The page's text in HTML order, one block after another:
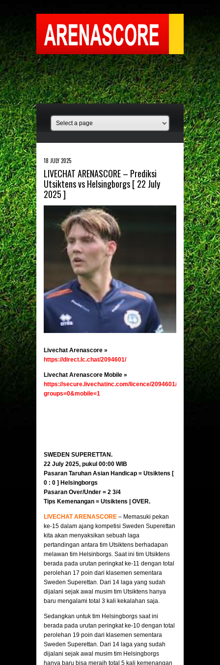
18 JULY 2025
LIVECHAT ARENASCORE – Prediksi
Utsiktens vs Helsingborgs [ 22 July
2025 ]
Livechat Arenascore »
https://direct.lc.chat/2094601/
Livechat Arenascore Mobile »
https://secure.livechatinc.com/licence/2094601/v2/
groups=0&mobile=1
SWEDEN SUPERETTAN.
22 July 2025, pukul 00:00 WIB
Pasaran Taruhan Asian Handicap = Utsiktens [
0 : 0 ] Helsingborgs
Pasaran Over/Under = 2 3/4
Tips Kemenangan = Utsiktens | OVER.
LIVECHAT ARENASCORE – Memasuki pekan
ke-15 dalam ajang kompetisi Sweden Superettan
kita akan menyaksikan sebuah laga
pertandingan antara tim Utsiktens berhadapan
melawan tim Helsinborgs. Saat ini tim Utsiktens
berada pada urutan peringkat ke-11 dengan total
perolehan 17 poin dari klasemen sementara
Sweden Superettan. Dari 14 laga yang sudah
dijalani sejak awal musim tim Utsiktens hanya
baru mengalami total 3 kali kekalahan saja.
Sedangkan untuk tim Helsingborgs saat ini
berada pada urutan peringkat ke-10 dengan total
perolehan 19 poin dari klasemen sementara
Sweden Superettan. Dari 14 laga yang sudah
dijalani sejak awal musim tim Helsingborgs
hanya baru bisa meraih total 5 kali kemenangan